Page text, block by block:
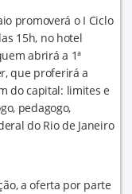
promoverá o I Ciclo
15h, no hotel
abrirá a 1ª
que proferirá a
do capital: limites e
pedagogo,
do Rio de Janeiro
a oferta por parte